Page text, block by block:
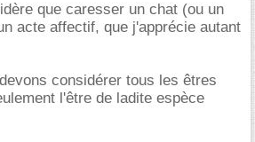
que caresser un chat (ou un
acte affectif, que j'apprécie autant
considérer tous les êtres
l'être de ladite espèce